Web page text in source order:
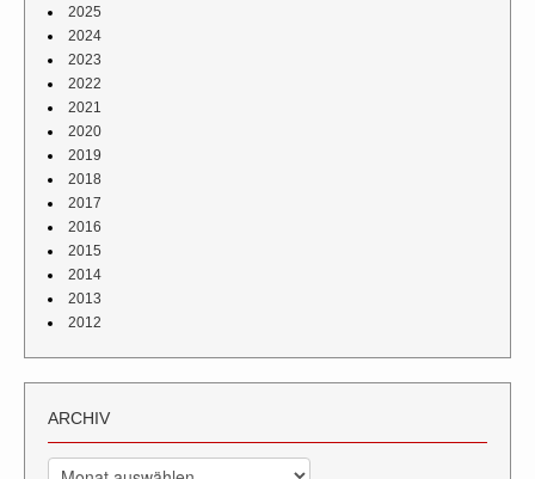
2025
2024
2023
2022
2021
2020
2019
2018
2017
2016
2015
2014
2013
2012
ARCHIV
Archiv